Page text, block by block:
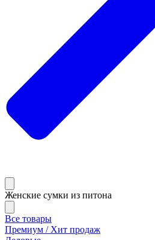
Женские сумки из питона
Все товары
Премиум / Хит продаж